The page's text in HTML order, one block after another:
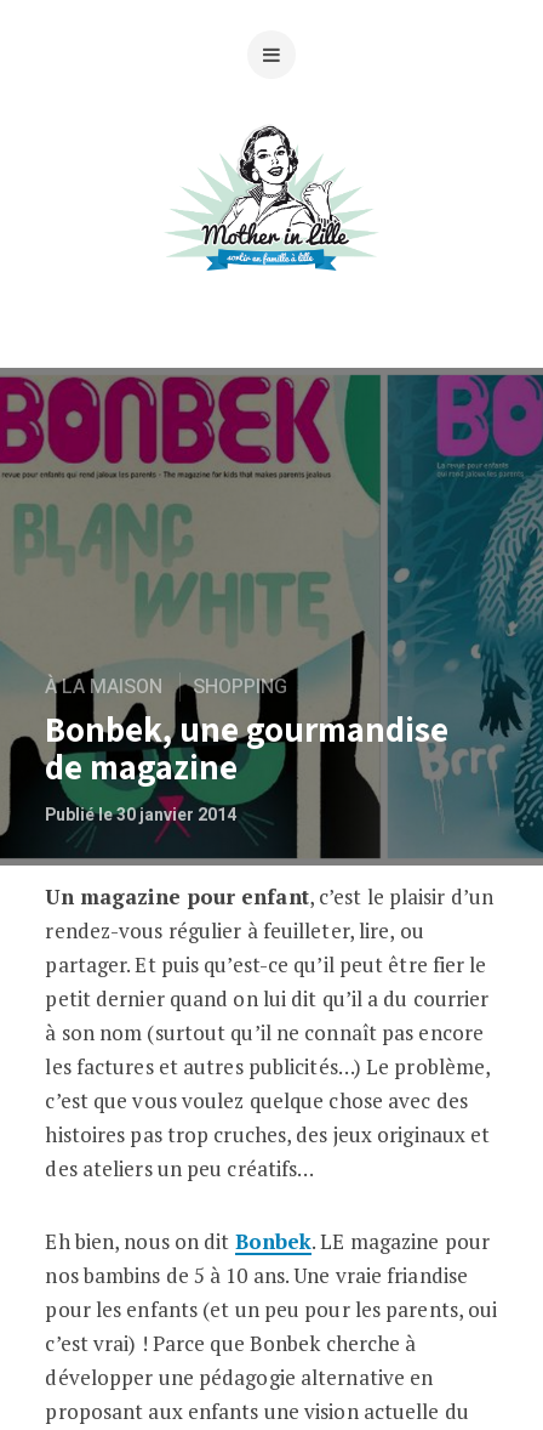
À LA MAISON SHOPPING
Bonbek, une gourmandise
de magazine
Publié le 30 janvier 2014
Bonbek, une gourmandise de magazine
Un magazine pour enfant, c’est le plaisir d’un
rendez-vous régulier à feuilleter, lire, ou
partager. Et puis qu’est-ce qu’il peut être fier le
petit dernier quand on lui dit qu’il a du courrier
à son nom (surtout qu’il ne connaît pas encore
les factures et autres publicités…) Le problème,
c’est que vous voulez quelque chose avec des
histoires pas trop cruches, des jeux originaux et
des ateliers un peu créatifs…
Eh bien, nous on dit Bonbek. LE magazine pour
nos bambins de 5 à 10 ans. Une vraie friandise
pour les enfants (et un peu pour les parents, oui
c’est vrai) ! Parce que Bonbek cherche à
développer une pédagogie alternative en
proposant aux enfants une vision actuelle du